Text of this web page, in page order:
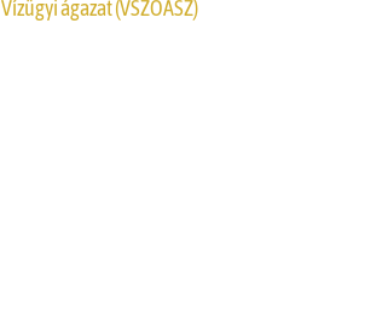
Vízügyi ágazat (VSZOÁSZ)